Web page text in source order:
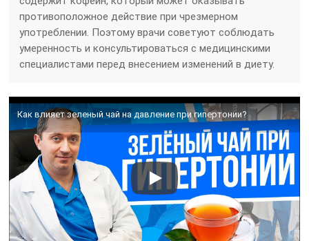
противоположное действие при чрезмерном
употреблении. Поэтому врачи советуют соблюдать
умеренность и консультироваться с медицинскими
специалистами перед внесением изменений в диету.
Как влияет зеленый чай на давление при гипертонии?